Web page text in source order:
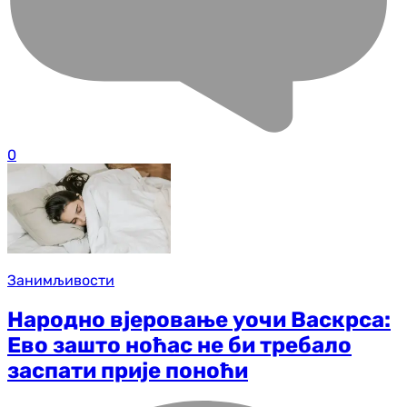
0
Занимљивости
Народно вјеровање уочи Васкрса:
Ево зашто ноћас не би требало
заспати прије поноћи